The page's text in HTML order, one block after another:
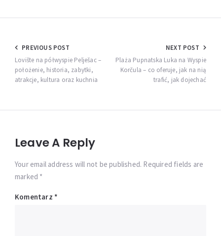
Nawigacja
wpisu
PREVIOUS POST
Lovište na półwyspie Pelješac –
położenie, historia, zabytki,
atrakcje, kultura oraz kuchnia
NEXT POST
Plaża Pupnatska Luka na Wyspie
Korčula – co oferuje, jak na nią
trafić, jak dojechać
Leave A Reply
Your email address will not be published. Required fields are
marked *
Komentarz *